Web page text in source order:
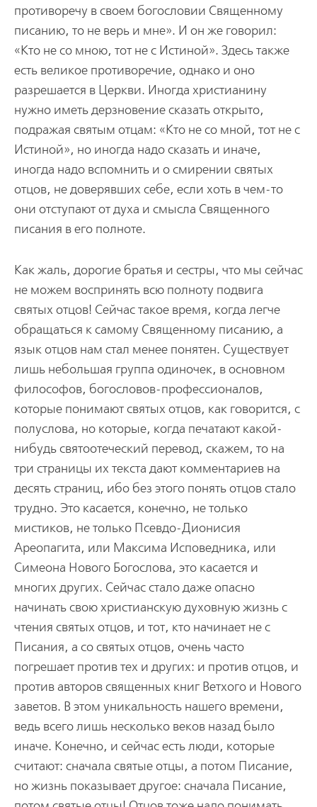
противоречу в своем богословии Священному
писанию, то не верь и мне». И он же говорил:
«Кто не со мною, тот не с Истиной». Здесь также
есть великое противоречие, однако и оно
разрешается в Церкви. Иногда христианину
нужно иметь дерзновение сказать открыто,
подражая святым отцам: «Кто не со мной, тот не с
Истиной», но иногда надо сказать и иначе,
иногда надо вспомнить и о смирении святых
отцов, не доверявших себе, если хоть в чем-то
они отступают от духа и смысла Священного
писания в его полноте.
Как жаль, дорогие братья и сестры, что мы сейчас
не можем воспринять всю полноту подвига
святых отцов! Сейчас такое время, когда легче
обращаться к самому Священному писанию, а
язык отцов нам стал менее понятен. Существует
лишь небольшая группа одиночек, в основном
философов, богословов-профессионалов,
которые понимают святых отцов, как говорится, с
полуслова, но которые, когда печатают какой-
нибудь святоотеческий перевод, скажем, то на
три страницы их текста дают комментариев на
десять страниц, ибо без этого понять отцов стало
трудно. Это касается, конечно, не только
мистиков, не только Псевдо-Дионисия
Ареопагита, или Максима Исповедника, или
Симеона Нового Богослова, это касается и
многих других. Сейчас стало даже опасно
начинать свою христианскую духовную жизнь с
чтения святых отцов, и тот, кто начинает не с
Писания, а со святых отцов, очень часто
погрешает против тех и других: и против отцов, и
против авторов священных книг Ветхого и Нового
заветов. В этом уникальность нашего времени,
ведь всего лишь несколько веков назад было
иначе. Конечно, и сейчас есть люди, которые
считают: сначала святые отцы, а потом Писание,
но жизнь показывает другое: сначала Писание,